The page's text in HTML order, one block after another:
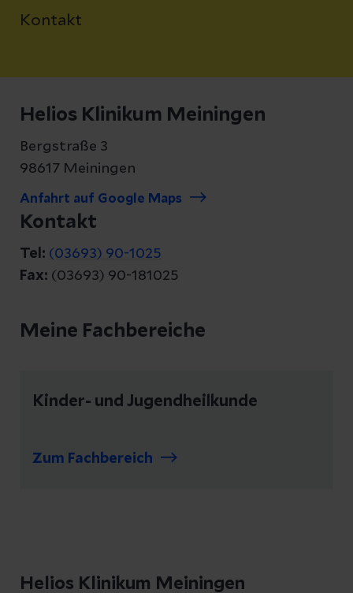
Kontakt
Helios Klinikum Meiningen
Bergstraße 3
98617 Meiningen
Anfahrt auf Google Maps
Kontakt
Tel: (03693) 90-1025
Fax: (03693) 90-181025
Meine Fachbereiche
Kinder- und Jugendheilkunde
Zum Fachbereich
Helios Klinikum Meiningen